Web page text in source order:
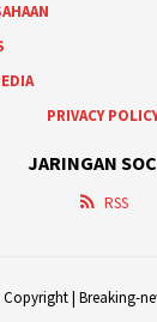
PRIVACY
JARINGAN
RSS
Copyright | Breaking-